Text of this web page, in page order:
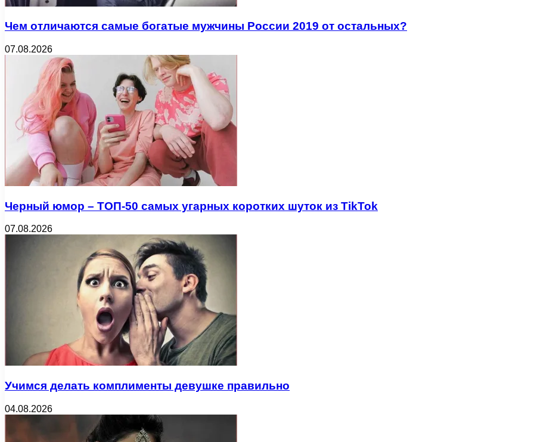
Чем отличаются самые богатые мужчины России 2019 от остальных?
07.08.2026
Черный юмор – ТОП-50 самых угарных коротких шуток из TikTok
07.08.2026
Учимся делать комплименты девушке правильно
04.08.2026